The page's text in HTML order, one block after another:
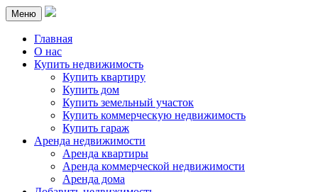
Меню
Главная
О нас
Купить недвижимость
Купить квартиру
Купить дом
Купить земельный участок
Купить коммерческую недвижимость
Купить гараж
Аренда недвижимости
Аренда квартиры
Аренда коммерческой недвижимости
Аренда дома